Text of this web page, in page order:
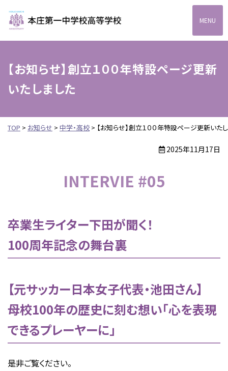
本庄第一高等学校中高一
【お知らせ】創立１００年特設ページ更新
いたしました
TOP > お知らせ > 中学・高校 > 【お知らせ】創立１００年特設ページ更新いた
2025年11月17日
INTERVIE #05
卒業生ライター下田が聞く！
100周年記念の舞台裏
【元サッカー日本女子代表・池田さん】
母校100年の歴史に刻む想い「心を表現
できるプレーヤーに」
是非ご覧ください。